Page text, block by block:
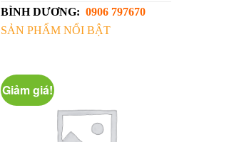
BÌNH DƯƠNG: 0906 797670
SẢN PHẨM NỔI BẬT
Giảm giá!